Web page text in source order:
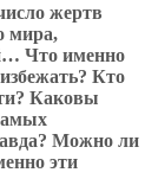
жертв
мира,
Что именно
Кто
Каковы
Можно ли
эти